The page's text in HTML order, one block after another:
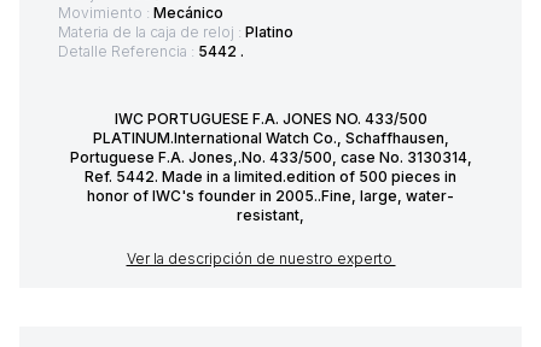
Movimiento : Mecánico
Materia de la caja de reloj : Platino
Detalle Referencia : 5442 .
IWC PORTUGUESE F.A. JONES NO. 433/500
PLATINUM.International Watch Co., Schaffhausen,
Portuguese F.A. Jones,.No. 433/500, case No. 3130314,
Ref. 5442. Made in a limited.edition of 500 pieces in
honor of IWC's founder in 2005..Fine, large, water-
resistant,
Ver la descripción de nuestro experto